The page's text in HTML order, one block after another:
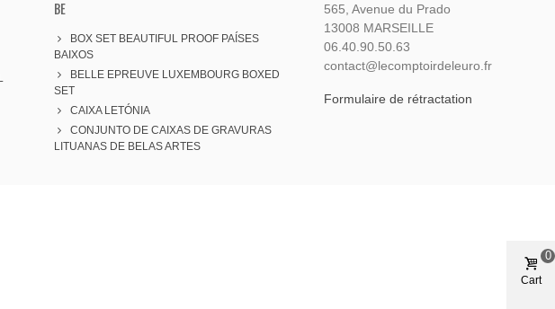
BE
BOX SET BEAUTIFUL PROOF PAÍSES
BAIXOS
BELLE EPREUVE LUXEMBOURG BOXED
SET
CAIXA LETÓNIA
CONJUNTO DE CAIXAS DE GRAVURAS
LITUANAS DE BELAS ARTES
565, Avenue du Prado
13008 MARSEILLE
06.40.90.50.63
contact@lecomptoirdeleuro.fr
Formulaire de rétractation
Cart
0